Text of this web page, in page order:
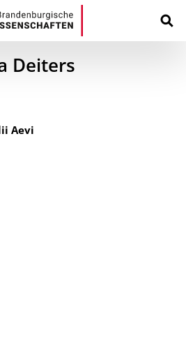
Deiters
Aevi